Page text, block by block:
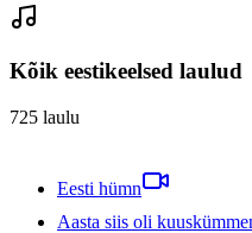
Kõik eestikeelsed laulud
725 laulu
Eesti hümn
Aasta siis oli